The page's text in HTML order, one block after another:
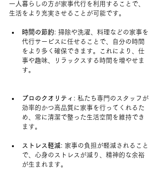
一人暮らしの方が家事代行を利用することで、
生活をより充実させることが可能です。
時間の節約: 掃除や洗濯、料理などの家事を
代行サービスに任せることで、自分の時間
をより多く確保できます。これにより、仕
事や趣味、リラックスする時間を増やせま
す。
プロのクオリティ : 私たち専門のスタッフが
効率的かつ高品質に家事を行ってくれるた
め、常に清潔で整った生活空間を維持でき
ます。
ストレス軽減: 家事の負担が軽減されること
で、心身のストレスが減り、精神的な余裕
が生まれます。